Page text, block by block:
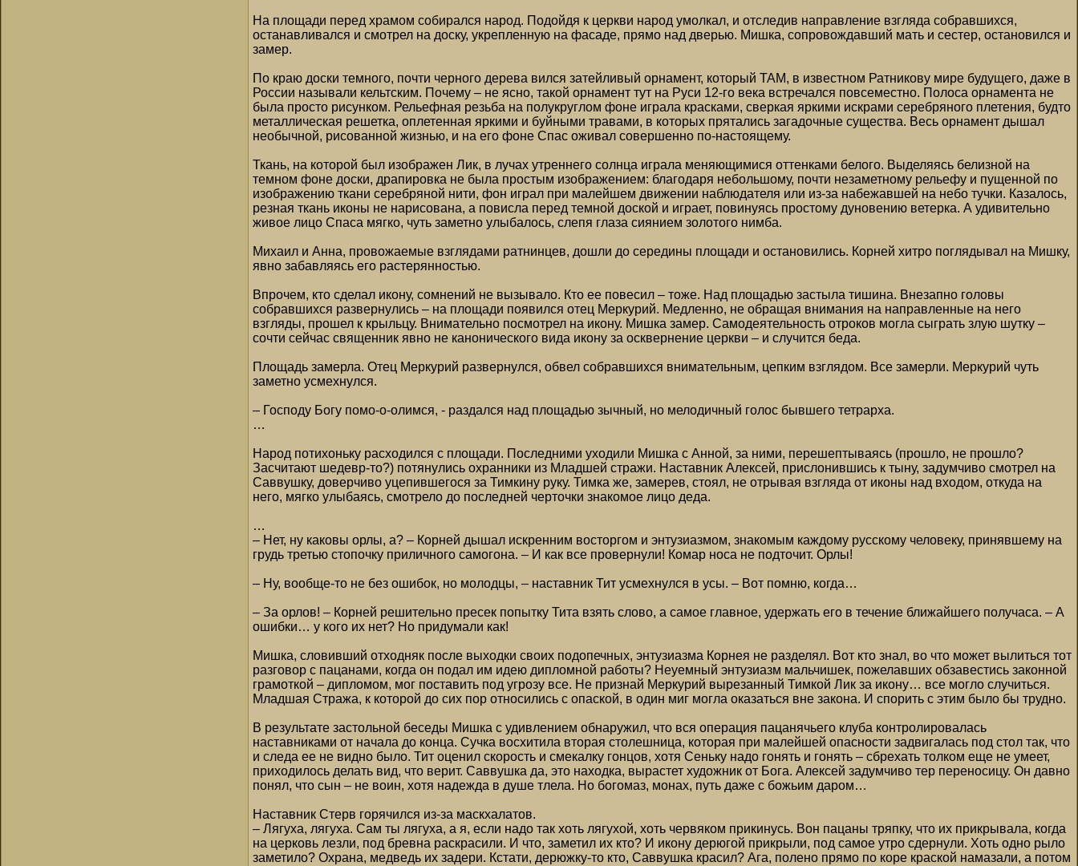
На площади перед храмом собирался народ. Подойдя к церкви народ умолкал, и отследив направление взгляда собравшихся,
останавливался и смотрел на доску, укрепленную на фасаде, прямо над дверью. Мишка, сопровождавший мать и сестер, остановился и
замер.
По краю доски темного, почти черного дерева вился затейливый орнамент, который ТАМ, в известном Ратникову мире будущего, даже в
России называли кельтским. Почему – не ясно, такой орнамент тут на Руси 12-го века встречался повсеместно. Полоса орнамента не
была просто рисунком. Рельефная резьба на полукруглом фоне играла красками, сверкая яркими искрами серебряного плетения, будто
металлическая решетка, оплетенная яркими и буйными травами, в которых прятались загадочные существа. Весь орнамент дышал
необычной, рисованной жизнью, и на его фоне Спас оживал совершенно по-настоящему.
Ткань, на которой был изображен Лик, в лучах утреннего солнца играла меняющимися оттенками белого. Выделяясь белизной на
темном фоне доски, драпировка не была простым изображением: благодаря небольшому, почти незаметному рельефу и пущенной по
изображению ткани серебряной нити, фон играл при малейшем движении наблюдателя или из-за набежавшей на небо тучки. Казалось,
резная ткань иконы не нарисована, а повисла перед темной доской и играет, повинуясь простому дуновению ветерка. А удивительно
живое лицо Спаса мягко, чуть заметно улыбалось, слепя глаза сиянием золотого нимба.
Михаил и Анна, провожаемые взглядами ратнинцев, дошли до середины площади и остановились. Корней хитро поглядывал на Мишку,
явно забавляясь его растерянностью.
Впрочем, кто сделал икону, сомнений не вызывало. Кто ее повесил – тоже. Над площадью застыла тишина. Внезапно головы
собравшихся развернулись – на площади появился отец Меркурий. Медленно, не обращая внимания на направленные на него
взгляды, прошел к крыльцу. Внимательно посмотрел на икону. Мишка замер. Самодеятельность отроков могла сыграть злую шутку –
сочти сейчас священник явно не канонического вида икону за осквернение церкви – и случится беда.
Площадь замерла. Отец Меркурий развернулся, обвел собравшихся внимательным, цепким взглядом. Все замерли. Меркурий чуть
заметно усмехнулся.
– Господу Богу помо-о-олимся, - раздался над площадью зычный, но мелодичный голос бывшего тетрарха.
…
Народ потихоньку расходился с площади. Последними уходили Мишка с Анной, за ними, перешептываясь (прошло, не прошло?
Засчитают шедевр-то?) потянулись охранники из Младшей стражи. Наставник Алексей, прислонившись к тыну, задумчиво смотрел на
Саввушку, доверчиво уцепившегося за Тимкину руку. Тимка же, замерев, стоял, не отрывая взгляда от иконы над входом, откуда на
него, мягко улыбаясь, смотрело до последней черточки знакомое лицо деда.
…
– Нет, ну каковы орлы, а? – Корней дышал искренним восторгом и энтузиазмом, знакомым каждому русскому человеку, принявшему на
грудь третью стопочку приличного самогона. – И как все провернули! Комар носа не подточит. Орлы!
– Ну, вообще-то не без ошибок, но молодцы, – наставник Тит усмехнулся в усы. – Вот помню, когда…
– За орлов! – Корней решительно пресек попытку Тита взять слово, а самое главное, удержать его в течение ближайшего получаса. – А
ошибки… у кого их нет? Но придумали как!
Мишка, словивший отходняк после выходки своих подопечных, энтузиазма Корнея не разделял. Вот кто знал, во что может вылиться тот
разговор с пацанами, когда он подал им идею дипломной работы? Неуемный энтузиазм мальчишек, пожелавших обзавестись законной
грамоткой – дипломом, мог поставить под угрозу все. Не признай Меркурий вырезанный Тимкой Лик за икону… все могло случиться.
Младшая Стража, к которой до сих пор относились с опаской, в один миг могла оказаться вне закона. И спорить с этим было бы трудно.
В результате застольной беседы Мишка с удивлением обнаружил, что вся операция пацанячьего клуба контролировалась
наставниками от начала до конца. Сучка восхитила вторая столешница, которая при малейшей опасности задвигалась под стол так, что
и следа ее не видно было. Тит оценил скорость и смекалку гонцов, хотя Сеньку надо гонять и гонять – сбрехать толком еще не умеет,
приходилось делать вид, что верит. Саввушка да, это находка, вырастет художник от Бога. Алексей задумчиво тер переносицу. Он давно
понял, что сын – не воин, хотя надежда в душе тлела. Но богомаз, монах, путь даже с божьим даром…
Наставник Стерв горячился из-за маскхалатов.
– Лягуха, лягуха. Сам ты лягуха, а я, если надо так хоть лягухой, хоть червяком прикинусь. Вон пацаны тряпку, что их прикрывала, когда
на церковь лезли, под бревна раскрасили. И что, заметил их кто? И икону дерюгой прикрыли, под самое утро сдернули. Хоть одно рыло
заметило? Охрана, медведь их задери. Кстати, дерюжку-то кто, Саввушка красил? Ага, полено прямо по коре краской намазали, а потом